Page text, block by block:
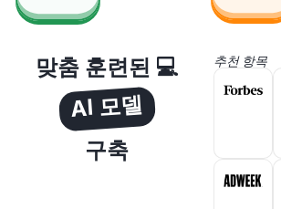
맞춤 훈련된 💻
AI 모델
구축
추천 항목